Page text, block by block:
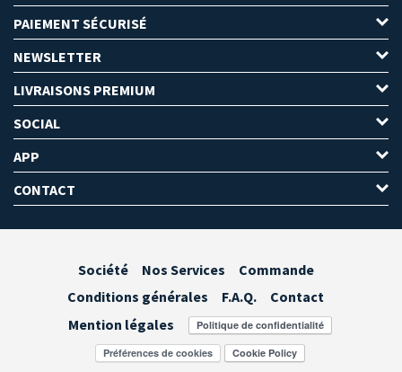
PAIEMENT SÉCURISÉ
NEWSLETTER
LIVRAISONS PREMIUM
SOCIAL
APP
CONTACT
Société Nos Services
Commande
Conditions générales
F.A.Q.
Contact
Mention légales
Préférences de cookies